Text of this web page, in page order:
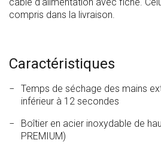
compris dans la livraison.
Caractéristiques
Temps de séchage des mains
inférieur à 12 secondes
Boîtier en acier inoxydable de
PREMIUM)